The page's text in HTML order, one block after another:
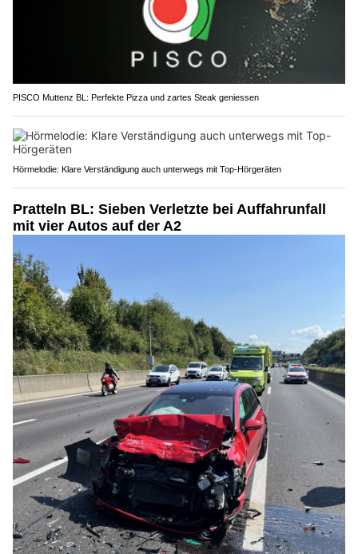
PISCO Muttenz BL: Perfekte Pizza und zartes Steak geniessen
Hörmelodie: Klare Verständigung auch unterwegs mit Top-Hörgeräten
Pratteln BL: Sieben Verletzte bei Auffahrunfall
mit vier Autos auf der A2